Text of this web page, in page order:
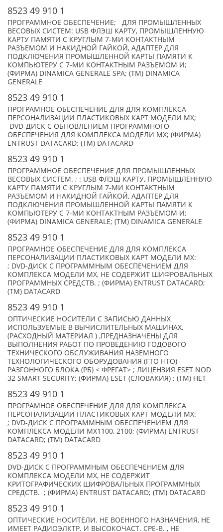
8523 49 910 1
ПРОГРАММНОЕ ОБЕСПЕЧЕНИЕ; ДЛЯ ПРОМЫШЛЕННЫХ
ВЕСОВЫХ СИСТЕМ: USB ФЛЭШ КАРТУ, ПРОМЫШЛЕННУЮ
КАРТУ ПАМЯТИ С КРУГЛЫМ 7-МИ КОНТАКТНЫМ
РАЗЪЕМОМ И НАКИДНОЙ ГАЙКОЙ, АДАПТЕР ДЛЯ
ПОДКЛЮЧЕНИЯ ПРОМЫШЛЕННОЙ КАРТЫ ПАМЯТИ К
КОМПЬЮТЕРУ С 7-МИ КОНТАКТНЫМ РАЗЪЕМОМ И;
(ФИРМА) DINAMICA GENERALE SPA; (TM) DINAMICA
GENERALE
8523 49 910 1
ПРОГРАМНОЕ ОБЕСПЕЧЕНИЕ ДЛЯ ДЛЯ КОМПЛЕКСА
ПЕРСОНАЛИЗАЦИИ ПЛАСТИКОВЫХ КАРТ МОДЕЛИ MX;
DVD-ДИСК С ОБНОВЛЕНИЕМ ПРОГРАММНОГО
ОБЕСПЕЧЕНИЯ ДЛЯ КОМПЛЕКСА МОДЕЛИ MX; (ФИРМА)
ENTRUST DATACARD; (TM) DATACARD
8523 49 910 1
ПРОГРАММНОЕ ОБЕСПЕЧЕНИЕ ДЛЯ ПРОМЫШЛЕННЫХ
ВЕСОВЫХ СИСТЕМ. ; : USB ФЛЭШ КАРТУ, ПРОМЫШЛЕННУЮ
КАРТУ ПАМЯТИ С КРУГЛЫМ 7-МИ КОНТАКТНЫМ
РАЗЪЕМОМ И НАКИДНОЙ ГАЙКОЙ, АДАПТЕР ДЛЯ
ПОДКЛЮЧЕНИЯ ПРОМЫШЛЕННОЙ КАРТЫ ПАМЯТИ К
КОМПЬЮТЕРУ С 7-МИ КОНТАКТНЫМ РАЗЪЕМОМ И;
(ФИРМА) DINAMICA GENERALE; (TM) DINAMICA GENERALE
8523 49 910 1
ПРОГРАМНОЕ ОБЕСПЕЧЕНИЕ ДЛЯ ДЛЯ КОМПЛЕКСА
ПЕРСОНАЛИЗАЦИИ ПЛАСТИКОВЫХ КАРТ МОДЕЛИ MX:
; DVD-ДИСК С ПРОГРАММНЫМ ОБЕСПЕЧЕНИЕМ ДЛЯ
КОМПЛЕКСА МОДЕЛИ MX, НЕ СОДЕРЖИТ ШИФРОВАЛЬНЫХ
ПРОГРАММНЫХ СРЕДСТВ. ; (ФИРМА) ENTRUST DATACARD;
(TM) DATACARD
8523 49 910 1
ОПТИЧЕСКИЕ НОСИТЕЛИ С ЗАПИСЬЮ ДАННЫХ
ИСПОЛЬЗУЕМЫЕ В ВЫЧИСЛИТЕЛЬНЫХ МАШИНАХ,
(РАСХОДНЫЙ МАТЕРИАЛ ) ,ПРЕДНАЗНАЧЕНЫ ДЛЯ
ВЫПОЛНЕНИЯ РАБОТ ПО ПРОВЕДЕНИЮ ГОДОВОГО
ТЕХНИЧЕСКОГО ОБСЛУЖИВАНИЯ НАЗЕМНОГО
ТЕХНОЛОГИЧЕСКОГО ОБОРУДОВАНИЯ (ГТО НТО)
РАЗГОННОГО БЛОКА (РБ) < ФРЕГАТ> ; ЛИЦЕНЗИЯ ESET NOD
32 SMART SECURITY; (ФИРМА) ESET (СЛОВАКИЯ) ; (TM) НЕТ
8523 49 910 1
ПРОГРАМНОЕ ОБЕСПЕЧЕНИЕ ДЛЯ ДЛЯ КОМПЛЕКСА
ПЕРСОНАЛИЗАЦИИ ПЛАСТИКОВЫХ КАРТ МОДЕЛИ MX:
; DVD-ДИСК С ПРОГРАММНЫМ ОБЕСПЕЧЕНИЕМ ДЛЯ
КОМПЛЕКСА МОДЕЛИ MX1100, 2100; (ФИРМА) ENTRUST
DATACARD; (TM) DATACARD
8523 49 910 1
DVD-ДИСК С ПРОГРАММНЫМ ОБЕСПЕЧЕНИЕМ ДЛЯ
КОМПЛЕКСА МОДЕЛИ MX, НЕ СОДЕРЖИТ
КРИТОГРАФИЧЕСКИХ ШИФРОВАЛЬНЫХ ПРОГРАММНЫХ
СРЕДСТВ. ; (ФИРМА) ENTRUST DATACARD; (TM) DATACARD
8523 49 910 1
ОПТИЧЕСКИЕ НОСИТЕЛИ. НЕ ВОЕННОГО НАЗНАЧЕНИЯ, НЕ
ИМЕЕТ РАДИОЭЛКТР. И ВЫСОКОЧАСТ. СРЕ-В. , НЕ